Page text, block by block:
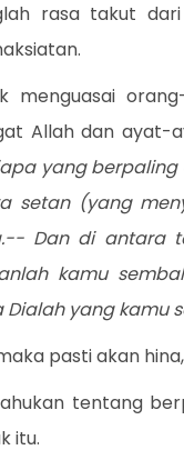
rasa takut
menguasai
Allah dan
yang
setan (yang
Dan di antara
kamu
yang kamu
pasti akan
tentang
itu.